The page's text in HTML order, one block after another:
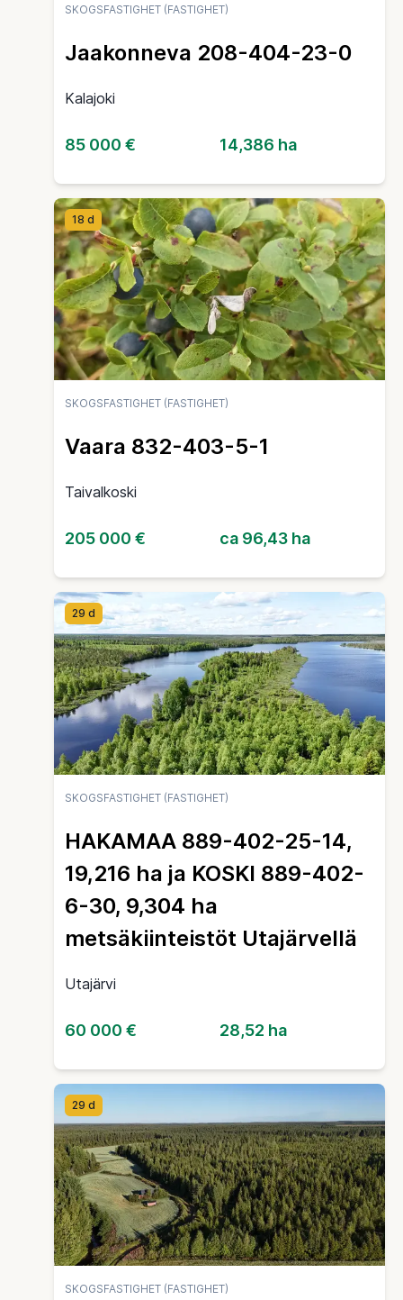
SKOGSFASTIGHET (FASTIGHET)
Jaakonneva 208-404-23-0
Kalajoki
85 000 € 14,386 ha
18 d
SKOGSFASTIGHET (FASTIGHET)
Vaara 832-403-5-1
Taivalkoski
205 000 € ca 96,43 ha
29 d
SKOGSFASTIGHET (FASTIGHET)
HAKAMAA 889-402-25-14,
19,216 ha ja KOSKI 889-402-
6-30, 9,304 ha
metsäkiinteistöt Utajärvellä
Utajärvi
60 000 € 28,52 ha
29 d
SKOGSFASTIGHET (FASTIGHET)